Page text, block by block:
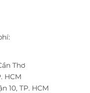
Thơ
HCM
10, TP. HCM